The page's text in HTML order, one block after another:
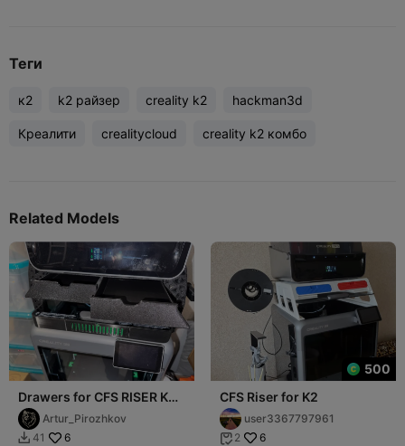
Теги
к2 k2 райзер creality k2 hackman3d
Креалити crealitycloud creality k2 комбо
Related Models
Drawers for CFS RISER K2 /
Выдвижные ящички для
CFS RISER K2
Artur_Pirozhkov
 41 6
500
CFS Riser for K2
user3367797961
 2 6